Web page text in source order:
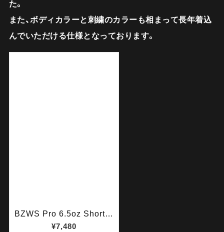
た。
また、ボディカラーと刺繍のカラーも相まって長年着込
んでいただける仕様となっております。